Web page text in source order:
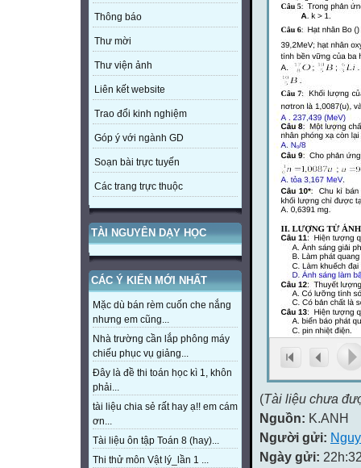
Thông báo
Thư mời
Thư viện ảnh
Liên kết website
Trao đổi kinh nghiệm
Góp ý với ngành GD
Soạn bài trực tuyến
Các trang trực thuộc
TÀI NGUYÊN DẠY HỌC
CÁC Ý KIẾN MỚI NHẤT
Mặc dù bán rèm cuốn che nắng
nhưng em cũng...
Nhà trường cần lắp phông máy
chiếu phục vụ giảng...
Đây là đề thi toán học kì 1, khôn
phải...
tài liệu chia sẻ rất hay ạ!! em cám
ơn...
Tài liệu ôn tập Toán 8 (hay)...
Thi thử môn Vật lý_lần 1 ...
(Tài liệu chưa
Nguồn: K.ANH
Người gửi:
Ngày gửi: